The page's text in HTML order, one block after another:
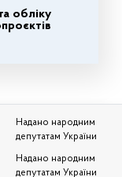
обліку
Надано народним
депутатам України
Надано народним
депутатам України